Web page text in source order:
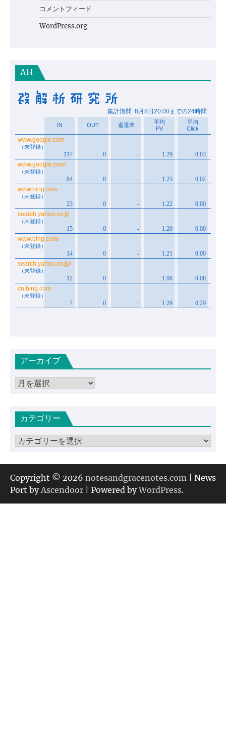
コメントフィード
WordPress.org
AH
アーカイブ
ア
イカテゴリー
カ
ゴ
リ
ー
Copyright © 2026 notesandgracenotes.com | News
Port by Ascendoor | Powered byWordPress.